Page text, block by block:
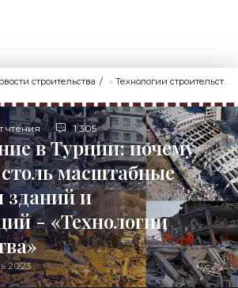
строительства » Технологии строительства
чтения 1 305
в Турции: почему
масштабные
зданий и
- «Технологии
2023